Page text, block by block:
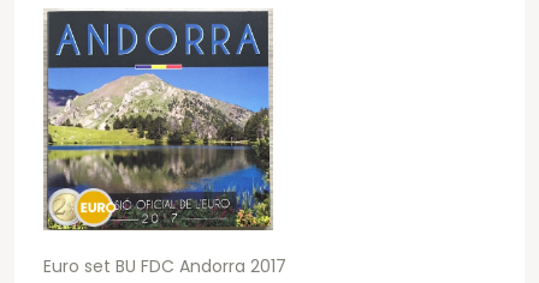
Euro set BU FDC Andorra 2017